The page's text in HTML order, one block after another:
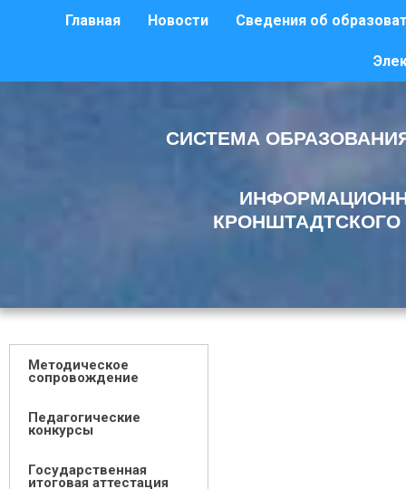
Главная Новости Сведения об
СИСТЕМА
КРОНШТАДТСКОГО
Методическое
сопровождение
Педагогические
конкурсы
Государственная
итоговая аттестация